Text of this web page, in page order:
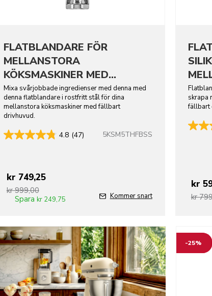
FLATBLANDARE FÖR
MELLANSTORA
KÖKSMASKINER MED
FÄLLBART DRIVHUVUD -
ROSTFRITT STÅL
Mixa svårjobbade ingredienser med denna med
denna flatblandare i rostfritt stål för dina
mellanstora köksmaskiner med fällbart
drivhuvud.
4.8 (47) 5KSM5THFBSS
kr 749,25
kr 999,00
Spara kr 249,75 Kommer snart
skrapa
fällbart
kr
kr
-25%